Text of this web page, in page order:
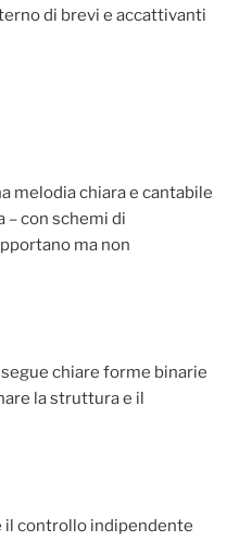
di brevi e accattivanti
melodia chiara e cantabile
– con schemi di
ma non
chiare forme binarie
la struttura e il
il controllo indipendente